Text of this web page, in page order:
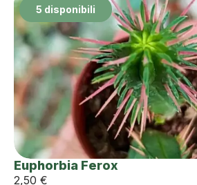
5 disponibili
Euphorbia Ferox
2,50 €